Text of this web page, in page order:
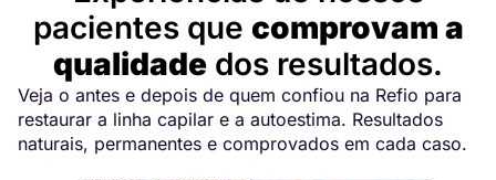
pacientes que comprovam a
qualidade dos resultados.
Veja o antes e depois de quem confiou na Refio para
restaurar a linha capilar e a autoestima. Resultados
naturais, permanentes e comprovados em cada caso.